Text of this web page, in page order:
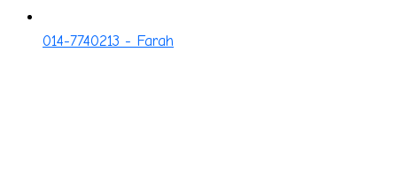
014-7740213 - Farah